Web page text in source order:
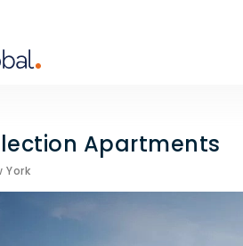
Apartments
York